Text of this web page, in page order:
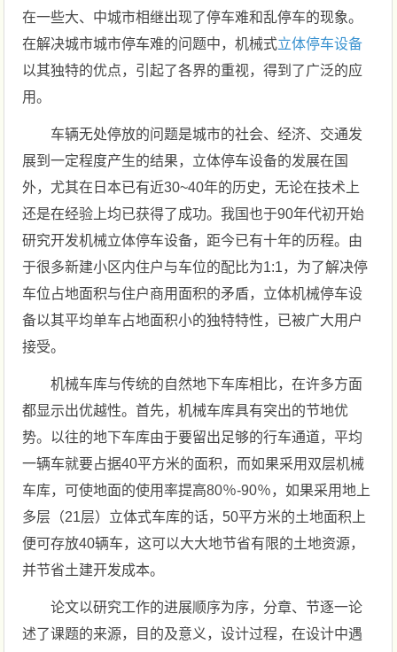
在一些大、中城市相继出现了停车难和乱停车的现象。
在解决城市城市停车难的问题中，机械式立体停车设备
以其独特的优点，引起了各界的重视，得到了广泛的应
用。
车辆无处停放的问题是城市的社会、经济、交通发
展到一定程度产生的结果，立体停车设备的发展在国
外，尤其在日本已有近30~40年的历史，无论在技术上
还是在经验上均已获得了成功。我国也于90年代初开始
研究开发机械立体停车设备，距今已有十年的历程。由
于很多新建小区内住户与车位的配比为1:1，为了解决停
车位占地面积与住户商用面积的矛盾，立体机械停车设
备以其平均单车占地面积小的独特特性，已被广大用户
接受。
机械车库与传统的自然地下车库相比，在许多方面
都显示出优越性。首先，机械车库具有突出的节地优
势。以往的地下车库由于要留出足够的行车通道，平均
一辆车就要占据40平方米的面积，而如果采用双层机械
车库，可使地面的使用率提高80％-90％，如果采用地上
多层（21层）立体式车库的话，50平方米的土地面积上
便可存放40辆车，这可以大大地节省有限的土地资源，
并节省土建开发成本。
论文以研究工作的进展顺序为序，分章、节逐一论
述了课题的来源，目的及意义，设计过程，在设计中遇